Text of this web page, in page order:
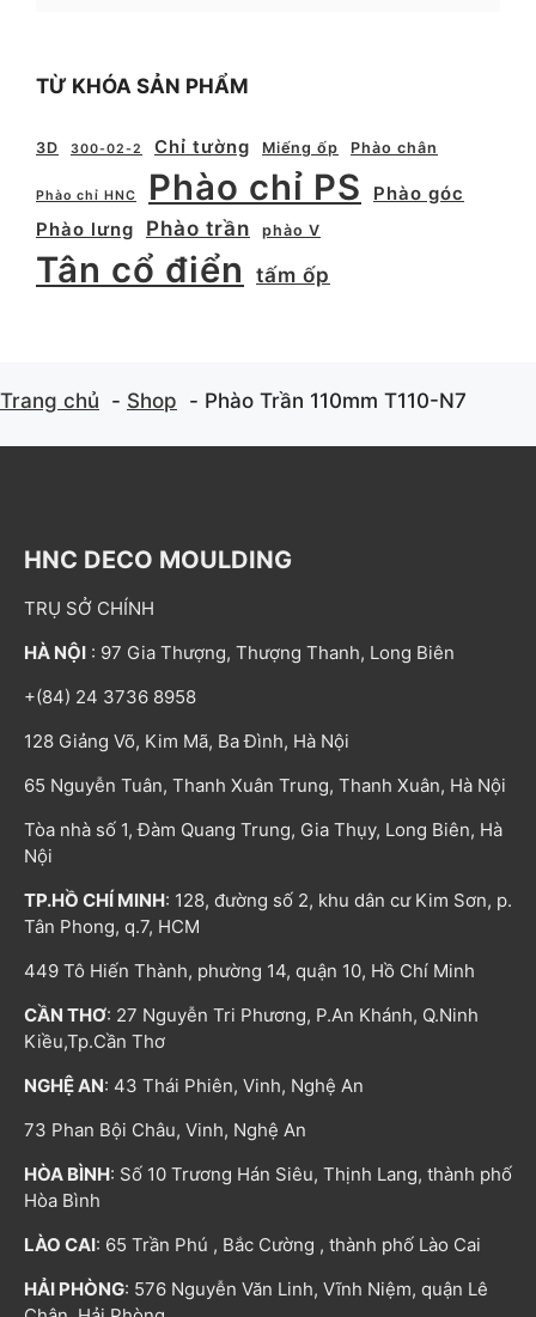
TỪ KHÓA SẢN PHẨM
3D 300-02-2 Chỉ tường Miếng ốp Phào chân
Phào chỉ HNC Phào chỉ PS
Phào góc
Phào lưng
Phào trần phào V
Tân cổ điển tấm ốp
Trang chủ Shop Phào Trần 110mm T110-N7
HNC DECO MOULDING
TRỤ SỞ CHÍNH
HÀ NỘI : 97 Gia Thượng, Thượng Thanh, Long Biên
+(84) 24 3736 8958
128 Giảng Võ, Kim Mã, Ba Đình, Hà Nội
65 Nguyễn Tuân, Thanh Xuân Trung, Thanh Xuân, Hà Nội
Tòa nhà số 1, Đàm Quang Trung, Gia Thụy, Long Biên, Hà
Nội
TP.HỒ CHÍ MINH: 128, đường số 2, khu dân cư Kim Sơn, p.
Tân Phong, q.7, HCM
449 Tô Hiến Thành, phường 14, quận 10, Hồ Chí Minh
CẦN THƠ: 27 Nguyễn Tri Phương, P.An Khánh, Q.Ninh
Kiều,Tp.Cần Thơ
NGHỆ AN: 43 Thái Phiên, Vinh, Nghệ An
73 Phan Bội Châu, Vinh, Nghệ An
HÒA BÌNH: Số 10 Trương Hán Siêu, Thịnh Lang, thành phố
Hòa Bình
LÀO CAI: 65 Trần Phú , Bắc Cường , thành phố Lào Cai
HẢI PHÒNG: 576 Nguyễn Văn Linh, Vĩnh Niệm, quận Lê